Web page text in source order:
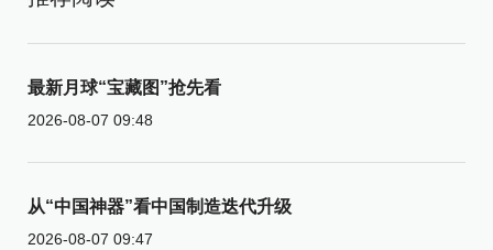
最新月球“宝藏图”抢先看
2026-08-07 09:48
从“中国神器”看中国制造迭代升级
2026-08-07 09:47